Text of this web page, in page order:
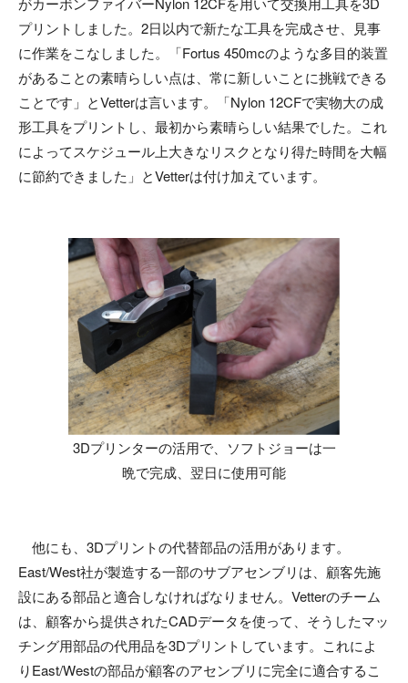
プリントしました。2日以内で新たな工具を完成させ、見事
に作業をこなしました。「Fortus 450mcのような多目的装置
があることの素晴らしい点は、常に新しいことに挑戦できる
ことです」とVetterは言います。「Nylon 12CFで実物大の成
形工具をプリントし、最初から素晴らしい結果でした。これ
によってスケジュール上大きなリスクとなり得た時間を大幅
に節約できました」とVetterは付け加えています。
3Dプリンターの活用で、ソフトジョーは一
晩で完成、翌日に使用可能
他にも、3Dプリントの代替部品の活用があります。
East/West社が製造する一部のサブアセンブリは、顧客先施
設にある部品と適合しなければなりません。Vetterのチーム
は、顧客から提供されたCADデータを使って、そうしたマッ
チング用部品の代用品を3Dプリントしています。これによ
りEast/Westの部品が顧客のアセンブリに完全に適合するこ